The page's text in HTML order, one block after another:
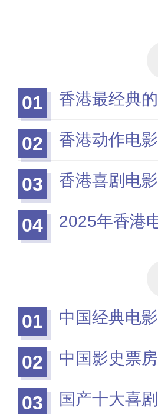
01
香港最经典
02 香港动作电
03 香港喜剧电
04 2025年香港
01
中国经典电
02 中国影史票
03 国产十大喜